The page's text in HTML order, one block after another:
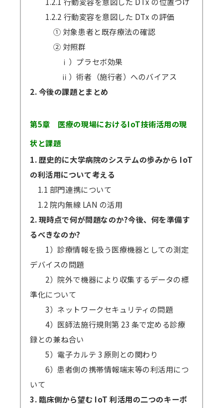
1.2.2 行動変容を意図した DTx の評価
① 対象患者と既存療法の確認
② 対照群
ⅰ）プラセボ効果
ⅱ）術者（施行者）へのバイアス
2. 今後の課題とまとめ
第5章 医療の現場におけるIoT技術活用の現
状と課題
1. 歴史的に大学病院のシステムの歩みから IoT
の利活用について考える
1.1 部門連携について
1.2 院内無線 LAN の活用
2. 現時点で何が問題なのか?今後、何を準備す
るべきなのか?
1）診療情報を扱う医療機器としての測定
デバイスの問題
2）院外で機器により収集するデータの標
準化について
3）ネットワークセキュリティの問題
4）医師法施行規則第 23 条で定める診療
録との兼ね合い
5）電子カルテ 3 原則との関わり
6）患者側の携帯情報端末等の利活用につ
いて
3. 臨床側から望む IoT 利活用の二つのキーポ